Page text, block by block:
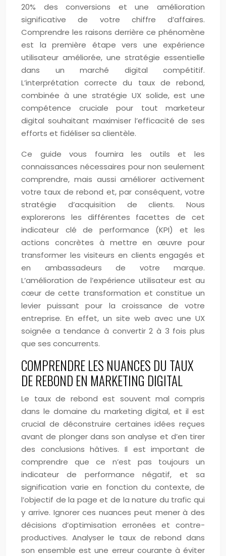
20% des conversions et une amélioration
significative de votre chiffre d’affaires.
Comprendre les raisons derrière ce phénomène
est la première étape vers une expérience
utilisateur améliorée, une stratégie essentielle
dans un marché digital compétitif.
L’interprétation correcte du taux de rebond,
combinée à une stratégie UX solide, est une
compétence cruciale pour tout marketeur
digital souhaitant maximiser l’efficacité de ses
efforts et fidéliser sa clientèle.
Ce guide vous fournira les outils et les
connaissances nécessaires pour non seulement
comprendre, mais aussi améliorer activement
votre taux de rebond et, par conséquent, votre
stratégie d’acquisition de clients. Nous
explorerons les différentes facettes de cet
indicateur clé de performance (KPI) et les
actions concrètes à mettre en œuvre pour
transformer les visiteurs en clients engagés et
en ambassadeurs de votre marque.
L’amélioration de l’expérience utilisateur est au
cœur de cette transformation et constitue un
levier puissant pour la croissance de votre
entreprise. En effet, un site web avec une UX
soignée a tendance à convertir 2 à 3 fois plus
que ses concurrents.
COMPRENDRE LES NUANCES DU TAUX
DE REBOND EN MARKETING DIGITAL
Le taux de rebond est souvent mal compris
dans le domaine du marketing digital, et il est
crucial de déconstruire certaines idées reçues
avant de plonger dans son analyse et d’en tirer
des conclusions hâtives. Il est important de
comprendre que ce n’est pas toujours un
indicateur de performance négatif, et sa
signification varie en fonction du contexte, de
l’objectif de la page et de la nature du trafic qui
y arrive. Ignorer ces nuances peut mener à des
décisions d’optimisation erronées et contre-
productives. Analyser le taux de rebond dans
son ensemble est une erreur courante à éviter